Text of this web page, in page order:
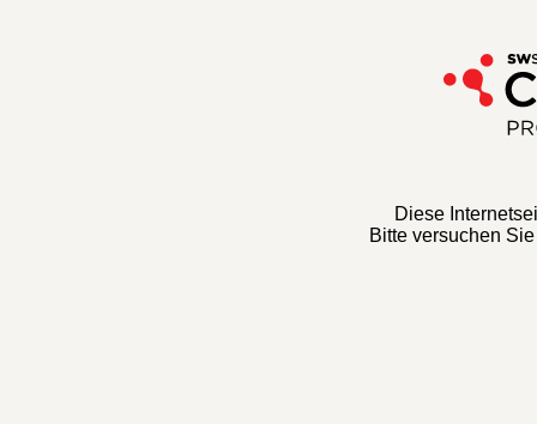
Diese
Bitte versuchen